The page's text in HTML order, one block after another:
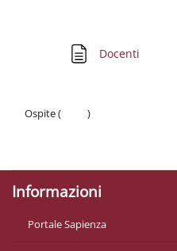
Docenti
Ospite (
)
Informazioni
Portale Sapienza